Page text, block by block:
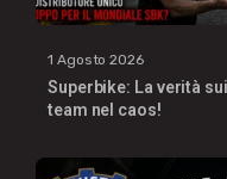
1 Agosto 2026
Superbike: La verità
team nel caos!